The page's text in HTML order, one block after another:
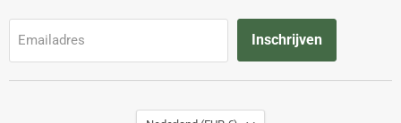
Emailadres Inschrijven